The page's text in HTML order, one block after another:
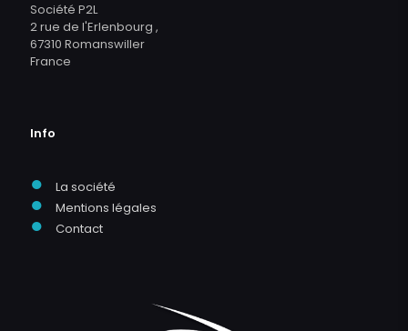
Société P2L
2 rue de l'Erlenbourg ,
67310 Romanswiller
France
Info
● La société
● Mentions légales
● Contact